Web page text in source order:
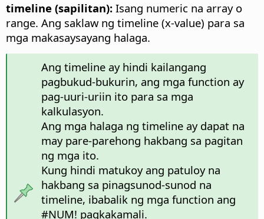
timeline (sapilitan): Isang numeric na array o
range. Ang saklaw ng timeline (x-value) para sa
mga makasaysayang halaga.
Ang timeline ay hindi kailangang
pagbukud-bukurin, ang mga function ay
pag-uuri-uriin ito para sa mga
kalkulasyon.
Ang mga halaga ng timeline ay dapat na
may pare-parehong hakbang sa pagitan
ng mga ito.
Kung hindi matukoy ang patuloy na
hakbang sa pinagsunod-sunod na
timeline, ibabalik ng mga function ang
#NUM! pagkakamali.